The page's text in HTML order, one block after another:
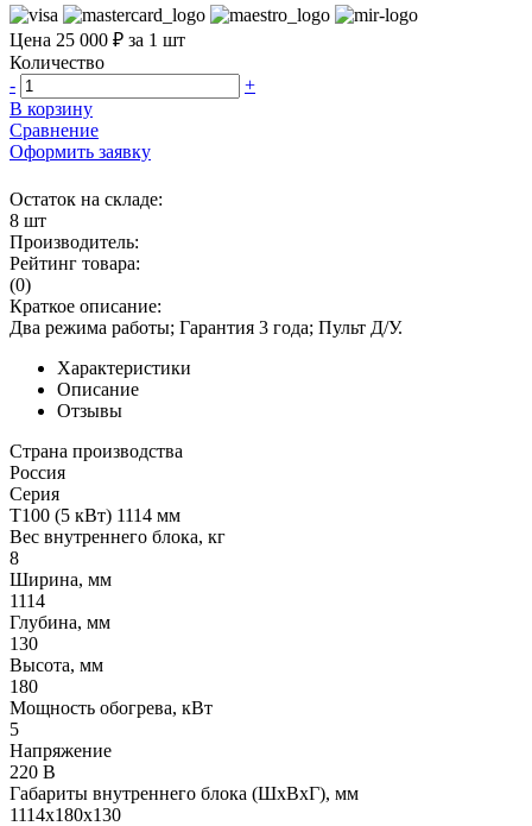
Цена 25 000 ₽ за 1 шт
Количество
-
+
В корзину
Сравнение
Оформить заявку
Остаток на складе:
8 шт
Производитель:
Рейтинг товара:
(0)
Краткое описание:
Два режима работы; Гарантия 3 года; Пульт Д/У.
Характеристики
Описание
Отзывы
Страна производства
Россия
Серия
Т100 (5 кВт) 1114 мм
Вес внутреннего блока, кг
8
Ширина, мм
1114
Глубина, мм
130
Высота, мм
180
Мощность обогрева, кВт
5
Напряжение
220 В
Габариты внутреннего блока (ШхВхГ), мм
1114х180х130